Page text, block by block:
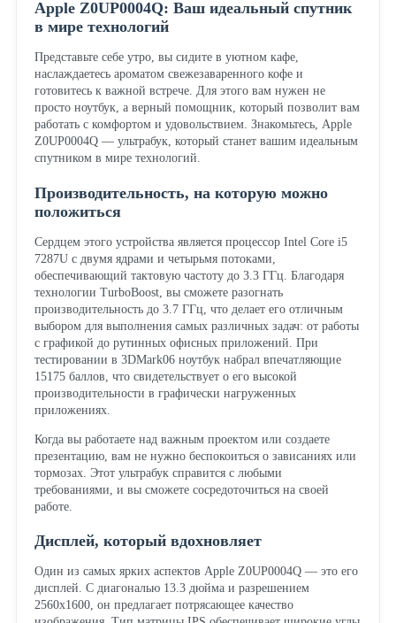
Apple Z0UP0004Q: Ваш идеальный спутник
в мире технологий
Представьте себе утро, вы сидите в уютном кафе,
наслаждаетесь ароматом свежезаваренного кофе и
готовитесь к важной встрече. Для этого вам нужен не
просто ноутбук, а верный помощник, который позволит вам
работать с комфортом и удовольствием. Знакомьтесь, Apple
Z0UP0004Q — ультрабук, который станет вашим идеальным
спутником в мире технологий.
Производительность, на которую можно
положиться
Сердцем этого устройства является процессор Intel Core i5
7287U с двумя ядрами и четырьмя потоками,
обеспечивающий тактовую частоту до 3.3 ГГц. Благодаря
технологии TurboBoost, вы сможете разогнать
производительность до 3.7 ГГц, что делает его отличным
выбором для выполнения самых различных задач: от работы
с графикой до рутинных офисных приложений. При
тестировании в 3DMark06 ноутбук набрал впечатляющие
15175 баллов, что свидетельствует о его высокой
производительности в графически нагруженных
приложениях.
Когда вы работаете над важным проектом или создаете
презентацию, вам не нужно беспокоиться о зависаниях или
тормозах. Этот ультрабук справится с любыми
требованиями, и вы сможете сосредоточиться на своей
работе.
Дисплей, который вдохновляет
Один из самых ярких аспектов Apple Z0UP0004Q — это его
дисплей. С диагональю 13.3 дюйма и разрешением
2560x1600, он предлагает потрясающее качество